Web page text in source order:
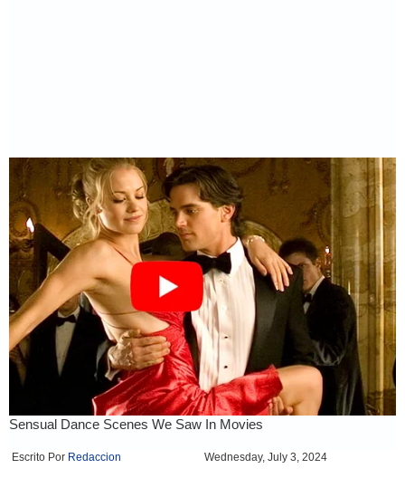
Escrito Por Redaccion Wednesday, July 3, 2024